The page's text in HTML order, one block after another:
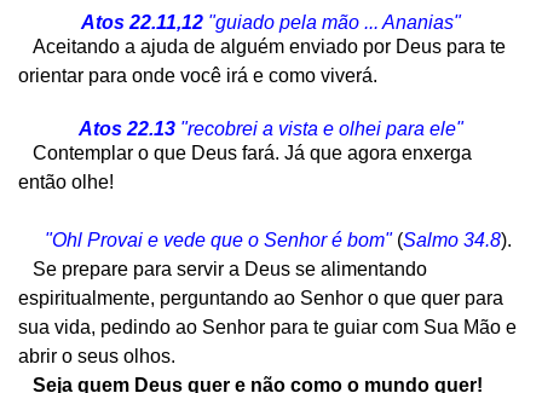
Atos 22.11,12 "guiado pela mão ... Ananias"
Aceitando a ajuda de alguém enviado por Deus para te
orientar para onde você irá e como viverá.
Atos 22.13 "recobrei a vista e olhei para ele"
Contemplar o que Deus fará. Já que agora enxerga
então olhe!
"Ohl Provai e vede que o Senhor é bom" (Salmo 34.8).
Se prepare para servir a Deus se alimentando
espiritualmente, perguntando ao Senhor o que quer para
sua vida, pedindo ao Senhor para te guiar com Sua Mão e
abrir o seus olhos.
Seja quem Deus quer e não como o mundo quer!